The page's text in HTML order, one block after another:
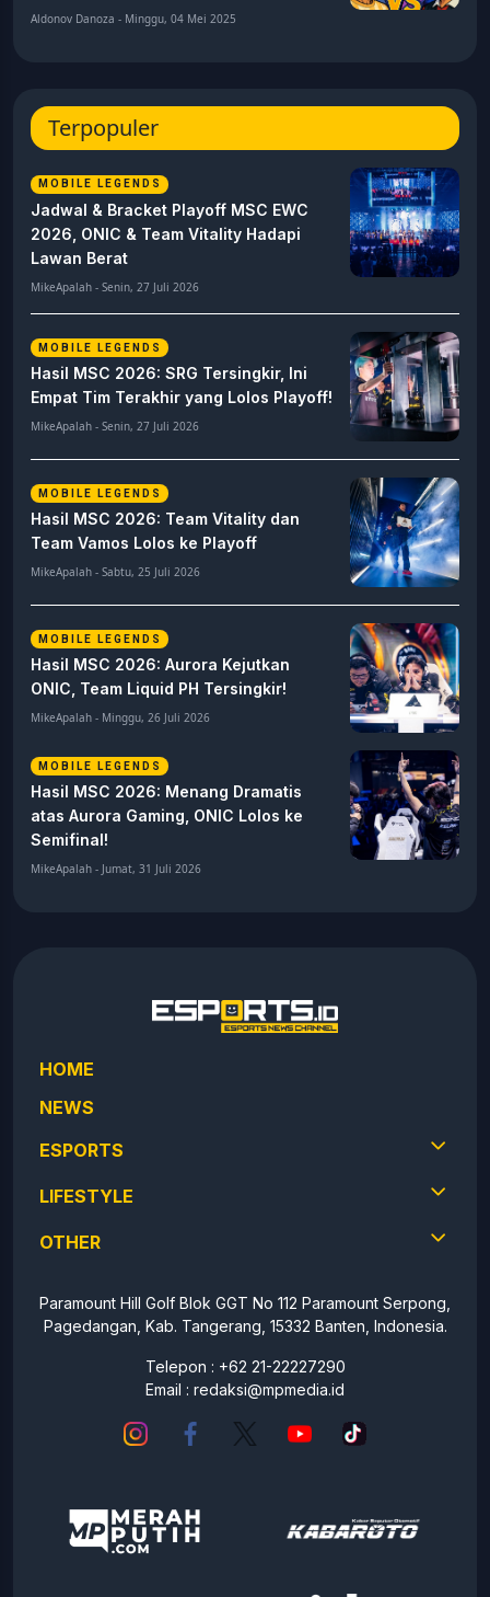
Aldonov Danoza - Minggu, 04 Mei 2025
Terpopuler
MOBILE LEGENDS
Jadwal & Bracket Playoff MSC EWC
2026, ONIC & Team Vitality Hadapi
Lawan Berat
MikeApalah - Senin, 27 Juli 2026
MOBILE LEGENDS
Hasil MSC 2026: SRG Tersingkir, Ini
Empat Tim Terakhir yang Lolos Playoff!
MikeApalah - Senin, 27 Juli 2026
MOBILE LEGENDS
Hasil MSC 2026: Team Vitality dan
Team Vamos Lolos ke Playoff
MikeApalah - Sabtu, 25 Juli 2026
MOBILE LEGENDS
Hasil MSC 2026: Aurora Kejutkan
ONIC, Team Liquid PH Tersingkir!
MikeApalah - Minggu, 26 Juli 2026
MOBILE LEGENDS
Hasil MSC 2026: Menang Dramatis
atas Aurora Gaming, ONIC Lolos ke
Semifinal!
MikeApalah - Jumat, 31 Juli 2026
HOME
NEWS
ESPORTS
LIFESTYLE
OTHER
Paramount Hill Golf Blok GGT No 112 Paramount Serpong,
Pagedangan, Kab. Tangerang, 15332 Banten, Indonesia.
Telepon : +62 21-22227290
Email : redaksi@mpmedia.id